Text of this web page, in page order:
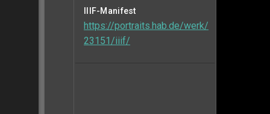
IIIF-Manifest
https://portraits.hab.de/werk/
23151/iiif/